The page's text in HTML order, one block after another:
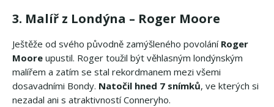
3. Malíř z Londýna – Roger Moore
Ještěže od svého původně zamýšleného povolání Roger
Moore upustil. Roger toužil být věhlasným londýnským
malířem a zatím se stal rekordmanem mezi všemi
dosavadními Bondy. Natočil hned 7 snímků, ve kterých si
nezadal ani s atraktivností Conneryho.